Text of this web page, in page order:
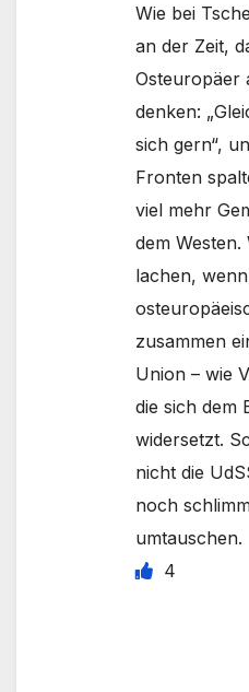
Wie bei
an der Zeit,
Osteuropäer
denken:
sich gern“,
Fronten
viel mehr
dem
lachen,
zusammen
Union – wie
die sich dem
widersetzt.
nicht die
noch
umtauschen.
4